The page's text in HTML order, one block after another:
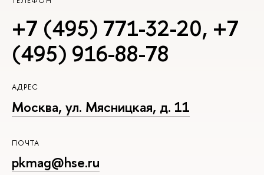
+7 (495) 771-32-20, +7
(495) 916-88-78
АДРЕС
Москва, ул. Мясницкая, д. 11
ПОЧТА
pkmag@hse.ru